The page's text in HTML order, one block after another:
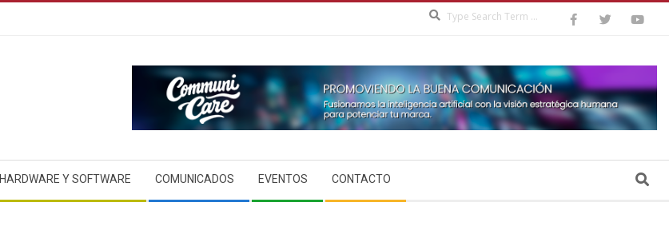
HARDWARE Y SOFTWARE COMUNICADOS EVENTOS CONTACTO Search